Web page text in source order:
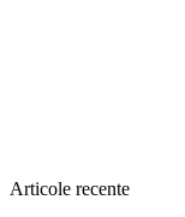
Articole recente